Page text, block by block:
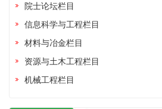
院士论坛栏目
信息科学与工程栏目
材料与冶金栏目
资源与土木工程栏目
机械工程栏目